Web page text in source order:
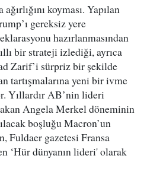
koyması. Yapılan
gereksiz yere
hazırlanmasından
bir strateji izlediği, ayrıca
Zarif’i sürpriz bir şekilde
tartışmalarına yeni bir ivme
Yıllardır AB’nin lideri
Angela Merkel döneminin
boşluğu Macron’un
Fuldaer gazetesi Fransa
‘Hür dünyanın lideri' olarak